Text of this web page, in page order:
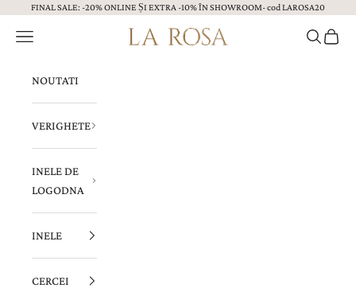
Sari la continut
FINAL SALE: -20% ONLINE ȘI EXTRA -10% ÎN SHOWROOM- cod LAROSA20
Bijuterii LA ROSA
Menu CautăCoș
NOUTATI
VERIGHETE
INELE DE
LOGODNA
INELE
CERCEI